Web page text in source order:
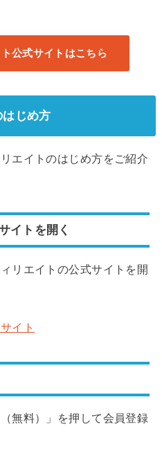
公式サイトはこちら
はじめ方
エイトのはじめ方をご紹介
イトを開く
リエイトの公式サイトを開
イト
無料）」を押して会員登録